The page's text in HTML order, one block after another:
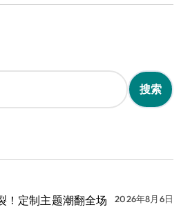
！定制主题潮翻全场 2026年8月6日